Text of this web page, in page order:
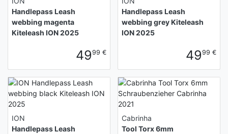
Handlepass Leash
webbing magenta
Kiteleash ION 2025
4999 €
Handlepass Leash
webbing grey Kiteleash
ION 2025
4999 €
ION
Handlepass Leash
Cabrinha
Tool Torx 6mm